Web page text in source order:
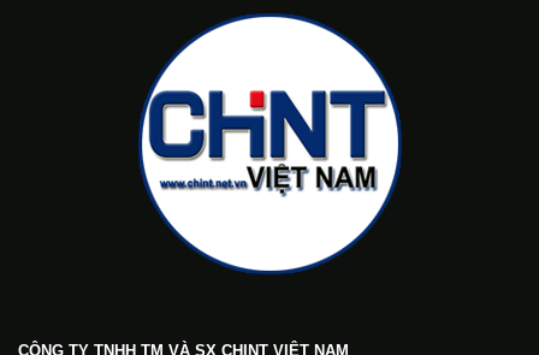
CÔNG TY TNHH TM VÀ SX CHINT VIỆT NAM